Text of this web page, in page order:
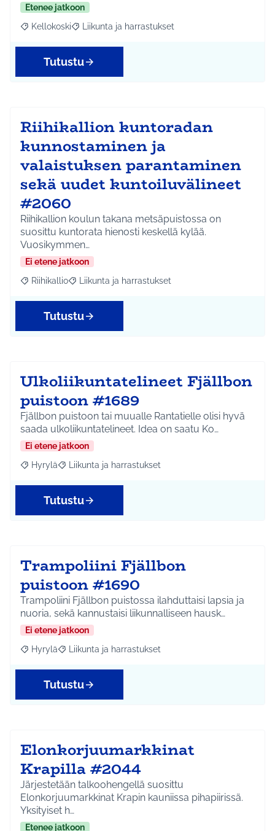
Etenee jatkoon
Rajaa tulokset aihepiirin mukaan: Kellokoski
Kellokoski Rajaa tulokset teeman mukaan: Liikunta ja
Liikunta ja harrastukset
Tutustu
Riihikallion kuntoradan
kunnostaminen ja
valaistuksen parantaminen
sekä uudet kuntoiluvälineet
#2060
Riihikallion koulun takana metsäpuistossa on
suosittu kuntorata hienosti keskellä kylää.
Vuosikymmen…
Ei etene jatkoon
Rajaa tulokset aihepiirin mukaan: Riihikallio
Riihikallio Rajaa tulokset teeman mukaan: Liikunta ja
Liikunta ja harrastukset
Tutustu
Ulkoliikuntatelineet Fjällbon
puistoon #1689
Fjällbon puistoon tai muualle Rantatielle olisi hyvä
saada ulkoliikuntatelineet. Idea on saatu Ko…
Ei etene jatkoon
Rajaa tulokset aihepiirin mukaan: Hyrylä
Hyrylä Rajaa tulokset teeman mukaan: Liikunta ja
Liikunta ja harrastukset
Tutustu
Trampoliini Fjällbon
puistoon #1690
Trampoliini Fjällbon puistossa ilahduttaisi lapsia ja
nuoria, sekä kannustaisi liikunnalliseen hausk…
Ei etene jatkoon
Rajaa tulokset aihepiirin mukaan: Hyrylä
Hyrylä Rajaa tulokset teeman mukaan: Liikunta ja
Liikunta ja harrastukset
Tutustu
Elonkorjuumarkkinat
Krapilla #2044
Järjestetään talkoohengellä suosittu
Elonkorjuumarkkinat Krapin kauniissa pihapiirissä.
Yksityiset h…
Etenee jatkoon